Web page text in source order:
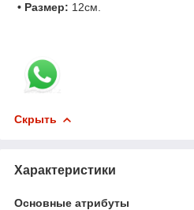
• Размер: 12см.
Скрыть
Характеристики
Основные атрибуты